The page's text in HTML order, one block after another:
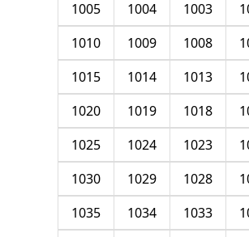
1003
1004
1005
1008
1009
1010
1013
1014
1015
1018
1019
1020
1023
1024
1025
1028
1029
1030
1033
1034
1035